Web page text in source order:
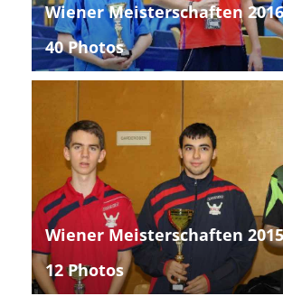
Wiener Meisterschaften
40 Photos
Wiener Meisterschaften 2015
12 Photos